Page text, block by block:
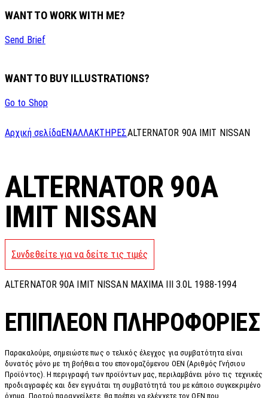
WANT TO WORK WITH ME?
Send Brief
WANT TO BUY ILLUSTRATIONS?
Go to Shop
Αρχική σελίδαΕΝΑΛΛΑΚΤΗΡΕΣALTERNATOR 90A IMIT NISSAN
ALTERNATOR 90A
IMIT NISSAN
Συνδεθείτε για να δείτε τις τιμές
ALTERNATOR 90A IMIT NISSAN MAXIMA III 3.0L 1988-1994
ΕΠΙΠΛΈΟΝ ΠΛΗΡΟΦΟΡΊΕΣ
Παρακαλούμε, σημειώστε πως ο τελικός έλεγχος για συμβατότητα είναι
δυνατός μόνο με τη βοήθεια του επονομαζόμενου OEN (Αριθμός Γνήσιου
Προϊόντος). Η περιγραφή των προϊόντων μας, περιλαμβάνει μόνο τις τεχνικές
προδιαγραφές και δεν εγγυάται τη συμβατότητά του με κάποιο συγκεκριμένο
όχημα. Προτού παραγγείλετε, θα πρέπει να ελέγχετε τον OEN που